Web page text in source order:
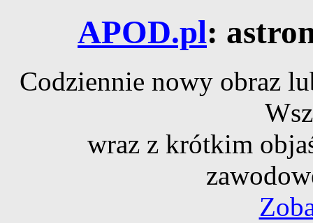
APOD.pl:
Codziennie nowy obraz
wraz z krótkim